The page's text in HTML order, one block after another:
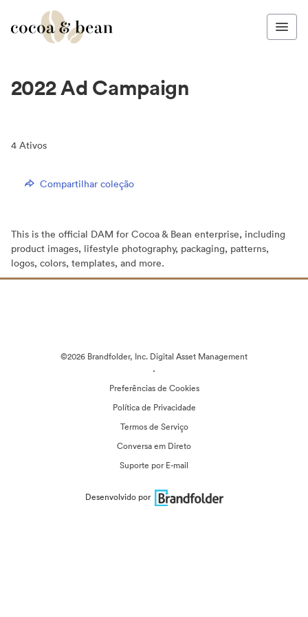
2022 Ad Campaign
4 Ativos
Compartilhar coleção
This is the official DAM for Cocoa & Bean enterprise, including
product images, lifestyle photography, packaging, patterns,
logos, colors, templates, and more.
©2026 Brandfolder, Inc. Digital Asset Management
·
Preferências de Cookies
Política de Privacidade
Termos de Serviço
Conversa em Direto
Suporte por E-mail
Desenvolvido por